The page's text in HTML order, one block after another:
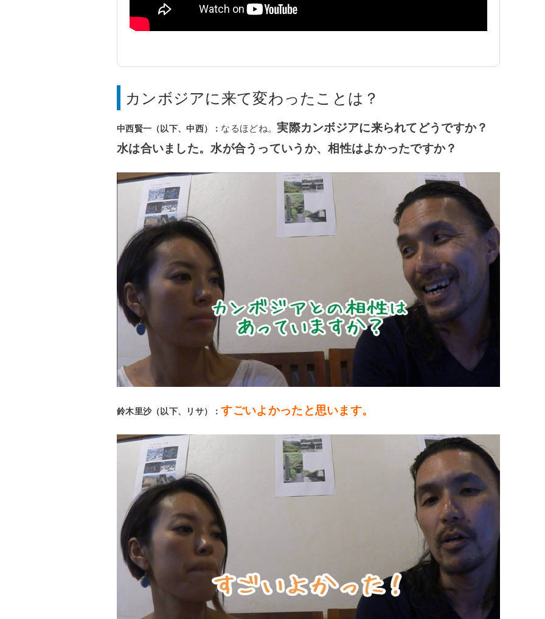
カンボジアに来て変わったことは？
中西賢一（以下、中西）： なるほどね。実際カンボジアに来られてどうですか？
水は合いました。水が合うっていうか、相性はよかったですか？
鈴木里沙（以下、リサ）：すごいよかったと思います。